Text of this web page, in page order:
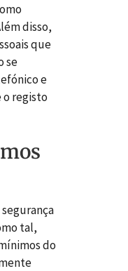
disso,
que
se
e
registo
tal,
do